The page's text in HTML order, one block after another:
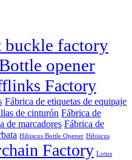
buckle factory
opener
Factory
Fábrica de etiquetas de equipaje
de cinturón Fábrica de
de marcadores Fábrica de
Hibiscus Bottle Opener Hibiscus
Factory Lotus